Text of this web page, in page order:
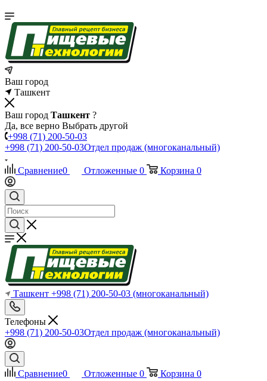
Ваш город
Ташкент
Ваш город Ташкент ?
Да, все верно Выбрать другой
+998 (71) 200-50-03
+998 (71) 200-50-03Отдел продаж (многоканальный)
Сравнение0 Отложенные 0 Корзина 0
Ташкент +998 (71) 200-50-03 (многоканальный)
Телефоны
+998 (71) 200-50-03Отдел продаж (многоканальный)
Сравнение0 Отложенные 0 Корзина 0